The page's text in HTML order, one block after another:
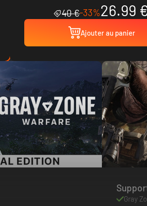
40 €-33%26.99
Ajouter au panier
Gray